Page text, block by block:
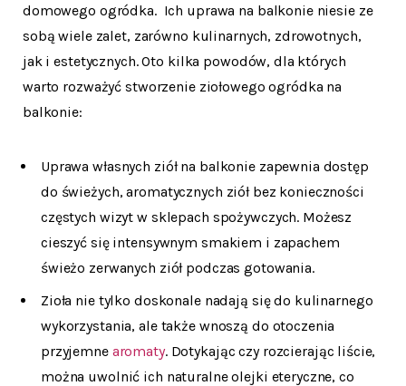
domowego ogródka. Ich uprawa na balkonie niesie ze
sobą wiele zalet, zarówno kulinarnych, zdrowotnych,
jak i estetycznych. Oto kilka powodów, dla których
warto rozważyć stworzenie ziołowego ogródka na
balkonie:
Uprawa własnych ziół na balkonie zapewnia dostęp
do świeżych, aromatycznych ziół bez konieczności
częstych wizyt w sklepach spożywczych. Możesz
cieszyć się intensywnym smakiem i zapachem
świeżo zerwanych ziół podczas gotowania.
Zioła nie tylko doskonale nadają się do kulinarnego
wykorzystania, ale także wnoszą do otoczenia
przyjemne aromaty. Dotykając czy rozcierając liście,
można uwolnić ich naturalne olejki eteryczne, co